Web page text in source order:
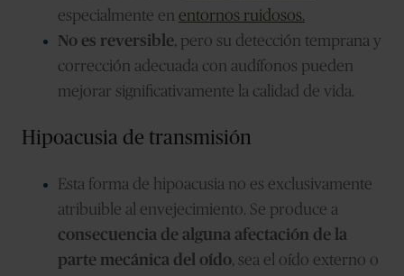
especialmente en entornos ruidosos.
No es reversible, pero su detección temprana y
corrección adecuada con audífonos pueden
mejorar significativamente la calidad de vida.
Hipoacusia de transmisión
Esta forma de hipoacusia no es exclusivamente
atribuible al envejecimiento. Se produce a
consecuencia de alguna afectación de la
parte mecánica del oído, sea el oído externo o